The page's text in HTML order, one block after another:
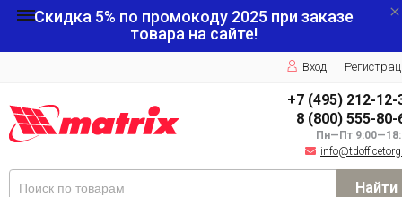
Скидка 5% по промокоду 2025 при заказе
товара на сайте!
Вход
+7 (495) 212-12-
8 (800) 555-80-
Пн—Пт
Найти